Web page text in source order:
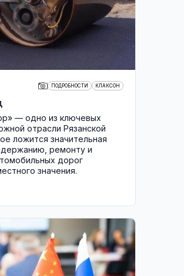
ПОДРОБНОСТИ КЛАКСОН
— одно из ключевых
отрасли Рязанской
ложится значительная
ремонту и
дорог
значения.